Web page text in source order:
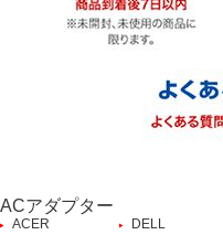
ACアダプター
ACER DELL